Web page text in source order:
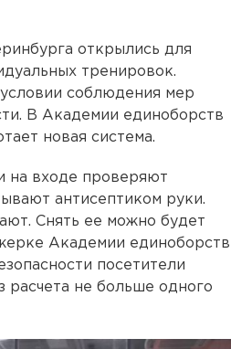
открылись для
тренировок.
соблюдения мер
В Академии единоборств
новая система.
на входе проверяют
антисептиком руки.
Снять ее можно будет
Академии единоборств
посетители
расчета не больше одного